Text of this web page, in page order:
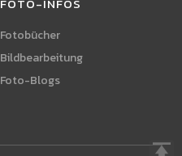
Fotobücher
Bildbearbeitung
Foto-Blogs